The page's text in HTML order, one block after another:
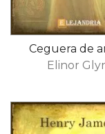
Ceguera de
Elinor